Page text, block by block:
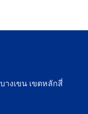
างเขน เขตหลักสี่